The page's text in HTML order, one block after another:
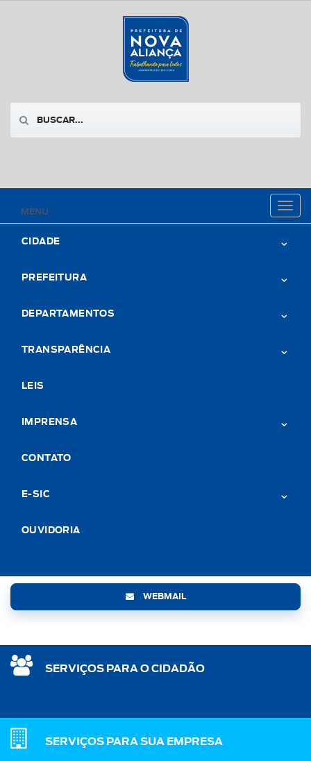
MENU
Toggle
CIDADE
PREFEITURA
DEPARTAMENTOS
TRANSPARÊNCIA
LEIS
IMPRENSA
CONTATO
E-SIC
OUVIDORIA
WEBMAIL
SERVIÇOS PARA O CIDADÃO
SERVIÇOS PARA SUA EMPRESA